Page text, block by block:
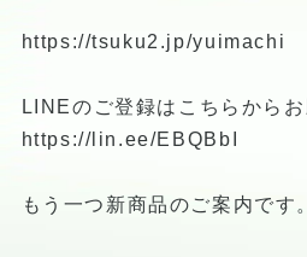
https://tsuku2.jp/yuimachi
LINEのご登録はこちらからお
https://lin.ee/EBQBbI
もう一つ新商品のご案内です。